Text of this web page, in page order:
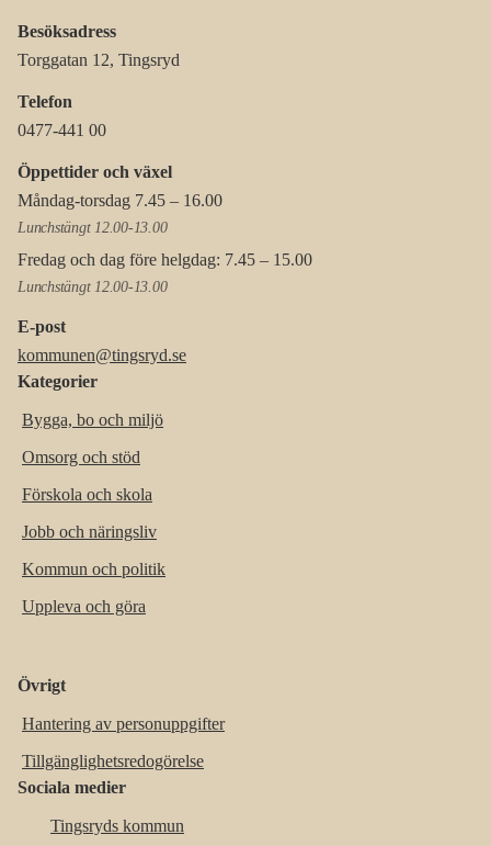
Besöksadress
Torggatan 12, Tingsryd
Telefon
0477-441 00
Öppettider och växel
Måndag-torsdag 7.45 – 16.00
Lunchstängt 12.00-13.00
Fredag och dag före helgdag: 7.45 – 15.00
Lunchstängt 12.00-13.00
E-post
kommunen@tingsryd.se
Kategorier
Bygga, bo och miljö
Omsorg och stöd
Förskola och skola
Jobb och näringsliv
Kommun och politik
Uppleva och göra
Övrigt
Hantering av personuppgifter
Tillgänglighetsredogörelse
Sociala medier
Tingsryds kommun